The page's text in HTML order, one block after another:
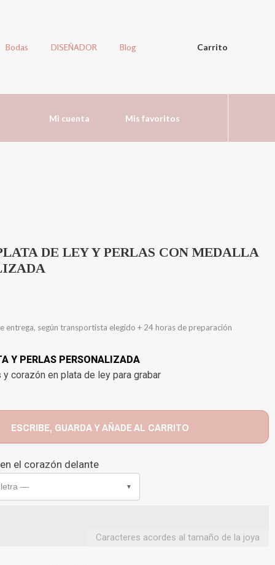
Bodas DISEÑADOR Blog Carrito
Mi cuenta Mis favoritos
DE LEY Y PERLAS CON MEDALLA
entrega, según transportista elegido + 24 horas de preparación
Y PERLAS PERSONALIZADA
corazón en plata de ley para grabar
ESCRIBE, GUARDA Y AÑADE AL CARRITO
el corazón delante
letra — ▼
Caracteres acordes al tamaño de la joya